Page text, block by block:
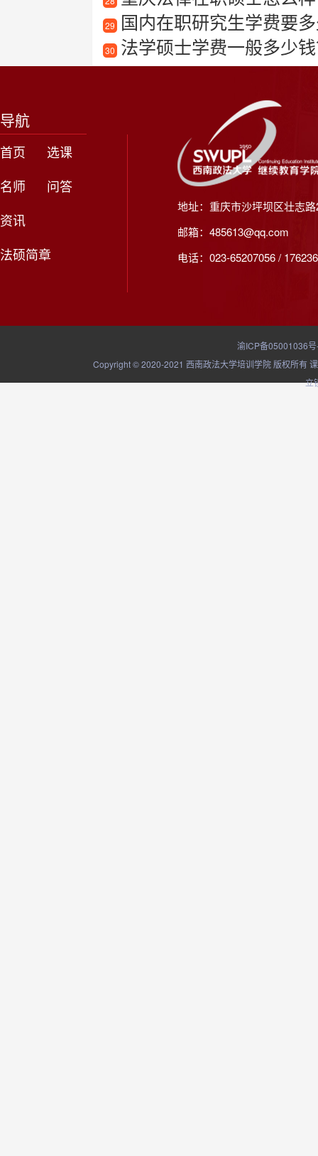
29 国内在职研究生学费要
30 法学硕士学费一般多少
导航
首页
选课
名师
问答
资讯
法硕简章
地址：重庆市沙坪坝区壮志
邮箱：485613@qq.com
电话：023-65207056 /
渝ICP备05001036
Copyright © 2020-2021 西南政法大学培训学院 版权所有
立